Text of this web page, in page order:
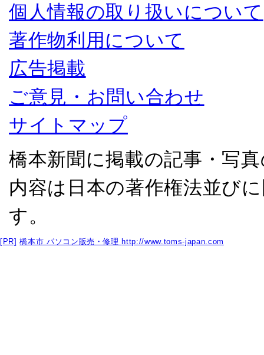
個人情報の取り扱いについて
著作物利用について
広告掲載
ご意見・お問い合わせ
サイトマップ
橋本新聞に掲載の記事・写
内容は日本の著作権法並び
す。
[PR] 橋本市 パソコン販売・修理http://www.toms-japan.com